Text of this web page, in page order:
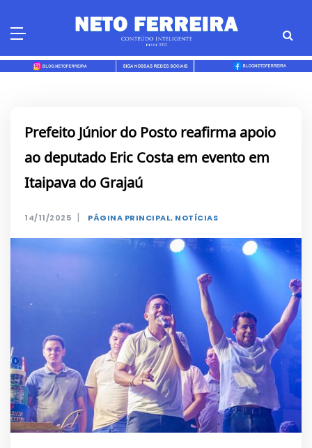
Prefeito Júnior do Posto reafirma apoio
ao deputado Eric Costa em evento em
Itaipava do Grajaú
14/11/2025 | PÁGINA PRINCIPAL, NOTÍCIAS